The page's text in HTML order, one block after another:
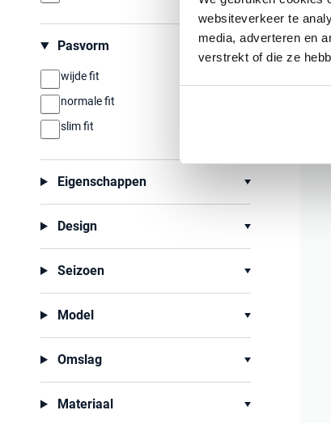
websiteverkeer te
media, adverteren en
verstrekt of die ze
38/36
40/30
40/32
40/36
40/40
42/30
44
44/32
44/34
46
48
Pasvorm
wijde fit
normale fit
slim fit
Eigenschappen
Design
Seizoen
Model
Omslag
Materiaal
€